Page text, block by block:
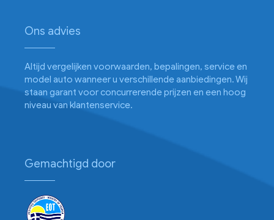
Ons advies
Altijd vergelijken voorwaarden, bepalingen, service en
model auto wanneer u verschillende aanbiedingen. Wij
staan garant voor concurrerende prijzen en een hoog
niveau van klantenservice.
Gemachtigd door